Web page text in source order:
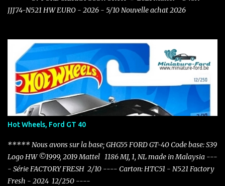
JJJ74-N521 HW EURO - 2026 - 5/10 Nouvelle achat 2026
Hot Wheels, Ford GT 40
***** Nous avons sur la base; GHG55 FORD GT-40 Code base: S39
Logo HW ©1999, 2019 Mattel 1186 MJ, 1, NL made in Malaysia ---
- Série FACTORY FRESH 2/10 ---- Carton: HTC51 - N521 Factory
Fresh - 2024 12/250 ----